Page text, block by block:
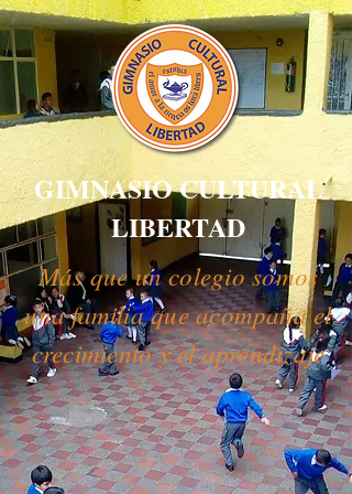
GIMNASIO CULTURAL
LIBERTAD
Más que un colegio somos
una familia que acompaña el
crecimiento y el aprendizaje